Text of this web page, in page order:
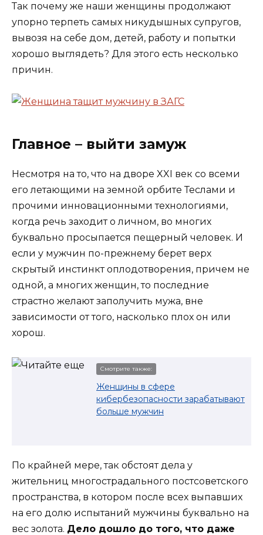
Так почему же наши женщины продолжают
упорно терпеть самых никудышных супругов,
вывозя на себе дом, детей, работу и попытки
хорошо выглядеть? Для этого есть несколько
причин.
Главное – выйти замуж
Несмотря на то, что на дворе XXI век со всеми
его летающими на земной орбите Теслами и
прочими инновационными технологиями,
когда речь заходит о личном, во многих
буквально просыпается пещерный человек. И
если у мужчин по-прежнему берет верх
скрытый инстинкт оплодотворения, причем не
одной, а многих женщин, то последние
страстно желают заполучить мужа, вне
зависимости от того, насколько плох он или
хорош.
Смотрите также:
Женщины в сфере
кибербезопасности зарабатывают
больше мужчин
По крайней мере, так обстоят дела у
жительниц многострадального постсоветского
пространства, в котором после всех выпавших
на его долю испытаний мужчины буквально на
вес золота. Дело дошло до того, что даже